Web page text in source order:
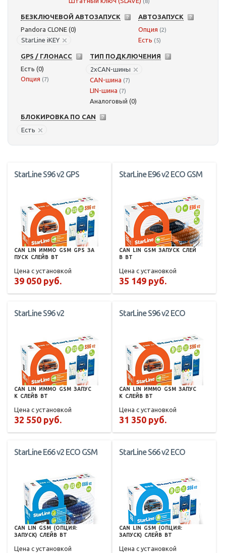
БЕЗКЛЮЧЕВОЙ АВТОЗАПУСК
Pandora CLONE (0)
StarLine iKEY
АВТОЗАПУСК
Опция (2)
Есть (5)
GPS / ГЛОНАСС
Есть (0)
Опция (7)
ТИП ПОДКЛЮЧЕНИЯ
2xCAN-шины
CAN-шина (7)
LIN-шина (7)
Аналоговый (0)
БЛОКИРОВКА ПО CAN
Есть
StarLine S96 v2 GPS
CAN LIN ИММО GSM GPS ЗА
ПУСК СЛЕЙВ BT
Цена с установкой
39 050 руб.
StarLine E96 v2 ECO GSM
CAN LIN GSM ЗАПУСК СЛЕЙ
В
BT
Цена с установкой
35 149 руб.
StarLine S96 v2
CAN LIN ИММО GSM ЗАПУС
К СЛЕЙВ BT
Цена с установкой
32 550 руб.
StarLine S96 v2 ECO
CAN LIN ИММО GSM ЗАПУС
К СЛЕЙВ BT
Цена с установкой
31 350 руб.
StarLine E66 v2 ECO GSM
CAN LIN GSM (ОПЦИЯ:
ЗАПУСК) СЛЕЙВ BT
Цена с установкой
StarLine S66 v2 ECO
CAN LIN GSM (ОПЦИЯ:
ЗАПУСК) СЛЕЙВ BT
Цена с установкой